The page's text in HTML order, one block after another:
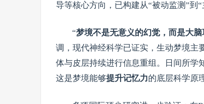
导等核心方向，已构建从“被动监测”到
“梦境不是无意义的幻觉，而是大
调，现代神经科学已证实，生动梦境主
体与皮层持续进行信息重组。日间所学
这是梦境能够提升记忆力的底层科学原